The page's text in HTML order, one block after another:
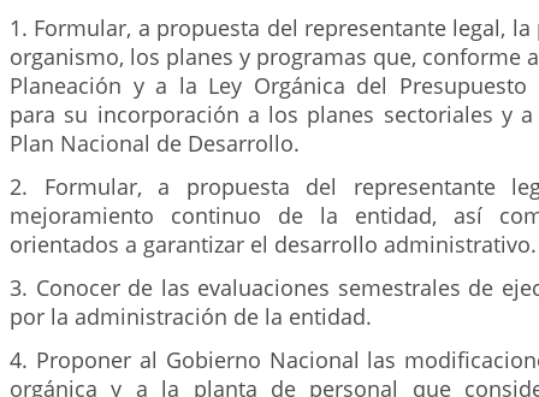
1. Formular, a propuesta del representante legal,
organismo, los planes y programas que, conforme
Planeación y a la Ley Orgánica del Presupuesto
para su incorporación a los planes sectoriales y
Plan Nacional de Desarrollo.
2. Formular, a propuesta del representante
mejoramiento continuo de la entidad, así
orientados a garantizar el desarrollo administrativo.
3. Conocer de las evaluaciones semestrales de
por la administración de la entidad.
4. Proponer al Gobierno Nacional las
orgánica y a la planta de personal que